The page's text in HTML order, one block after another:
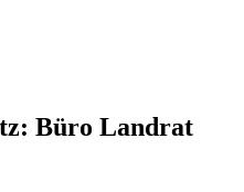
Büro Landrat